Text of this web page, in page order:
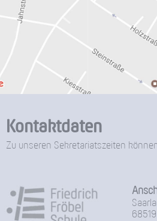
Kontaktdaten
Zu unseren Sekretariatszeiten